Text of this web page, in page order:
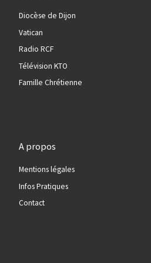
Diocèse de Dijon
Vatican
Radio RCF
Télévision KTO
Famille Chrétienne
A propos
Mentions légales
Infos Pratiques
Contact